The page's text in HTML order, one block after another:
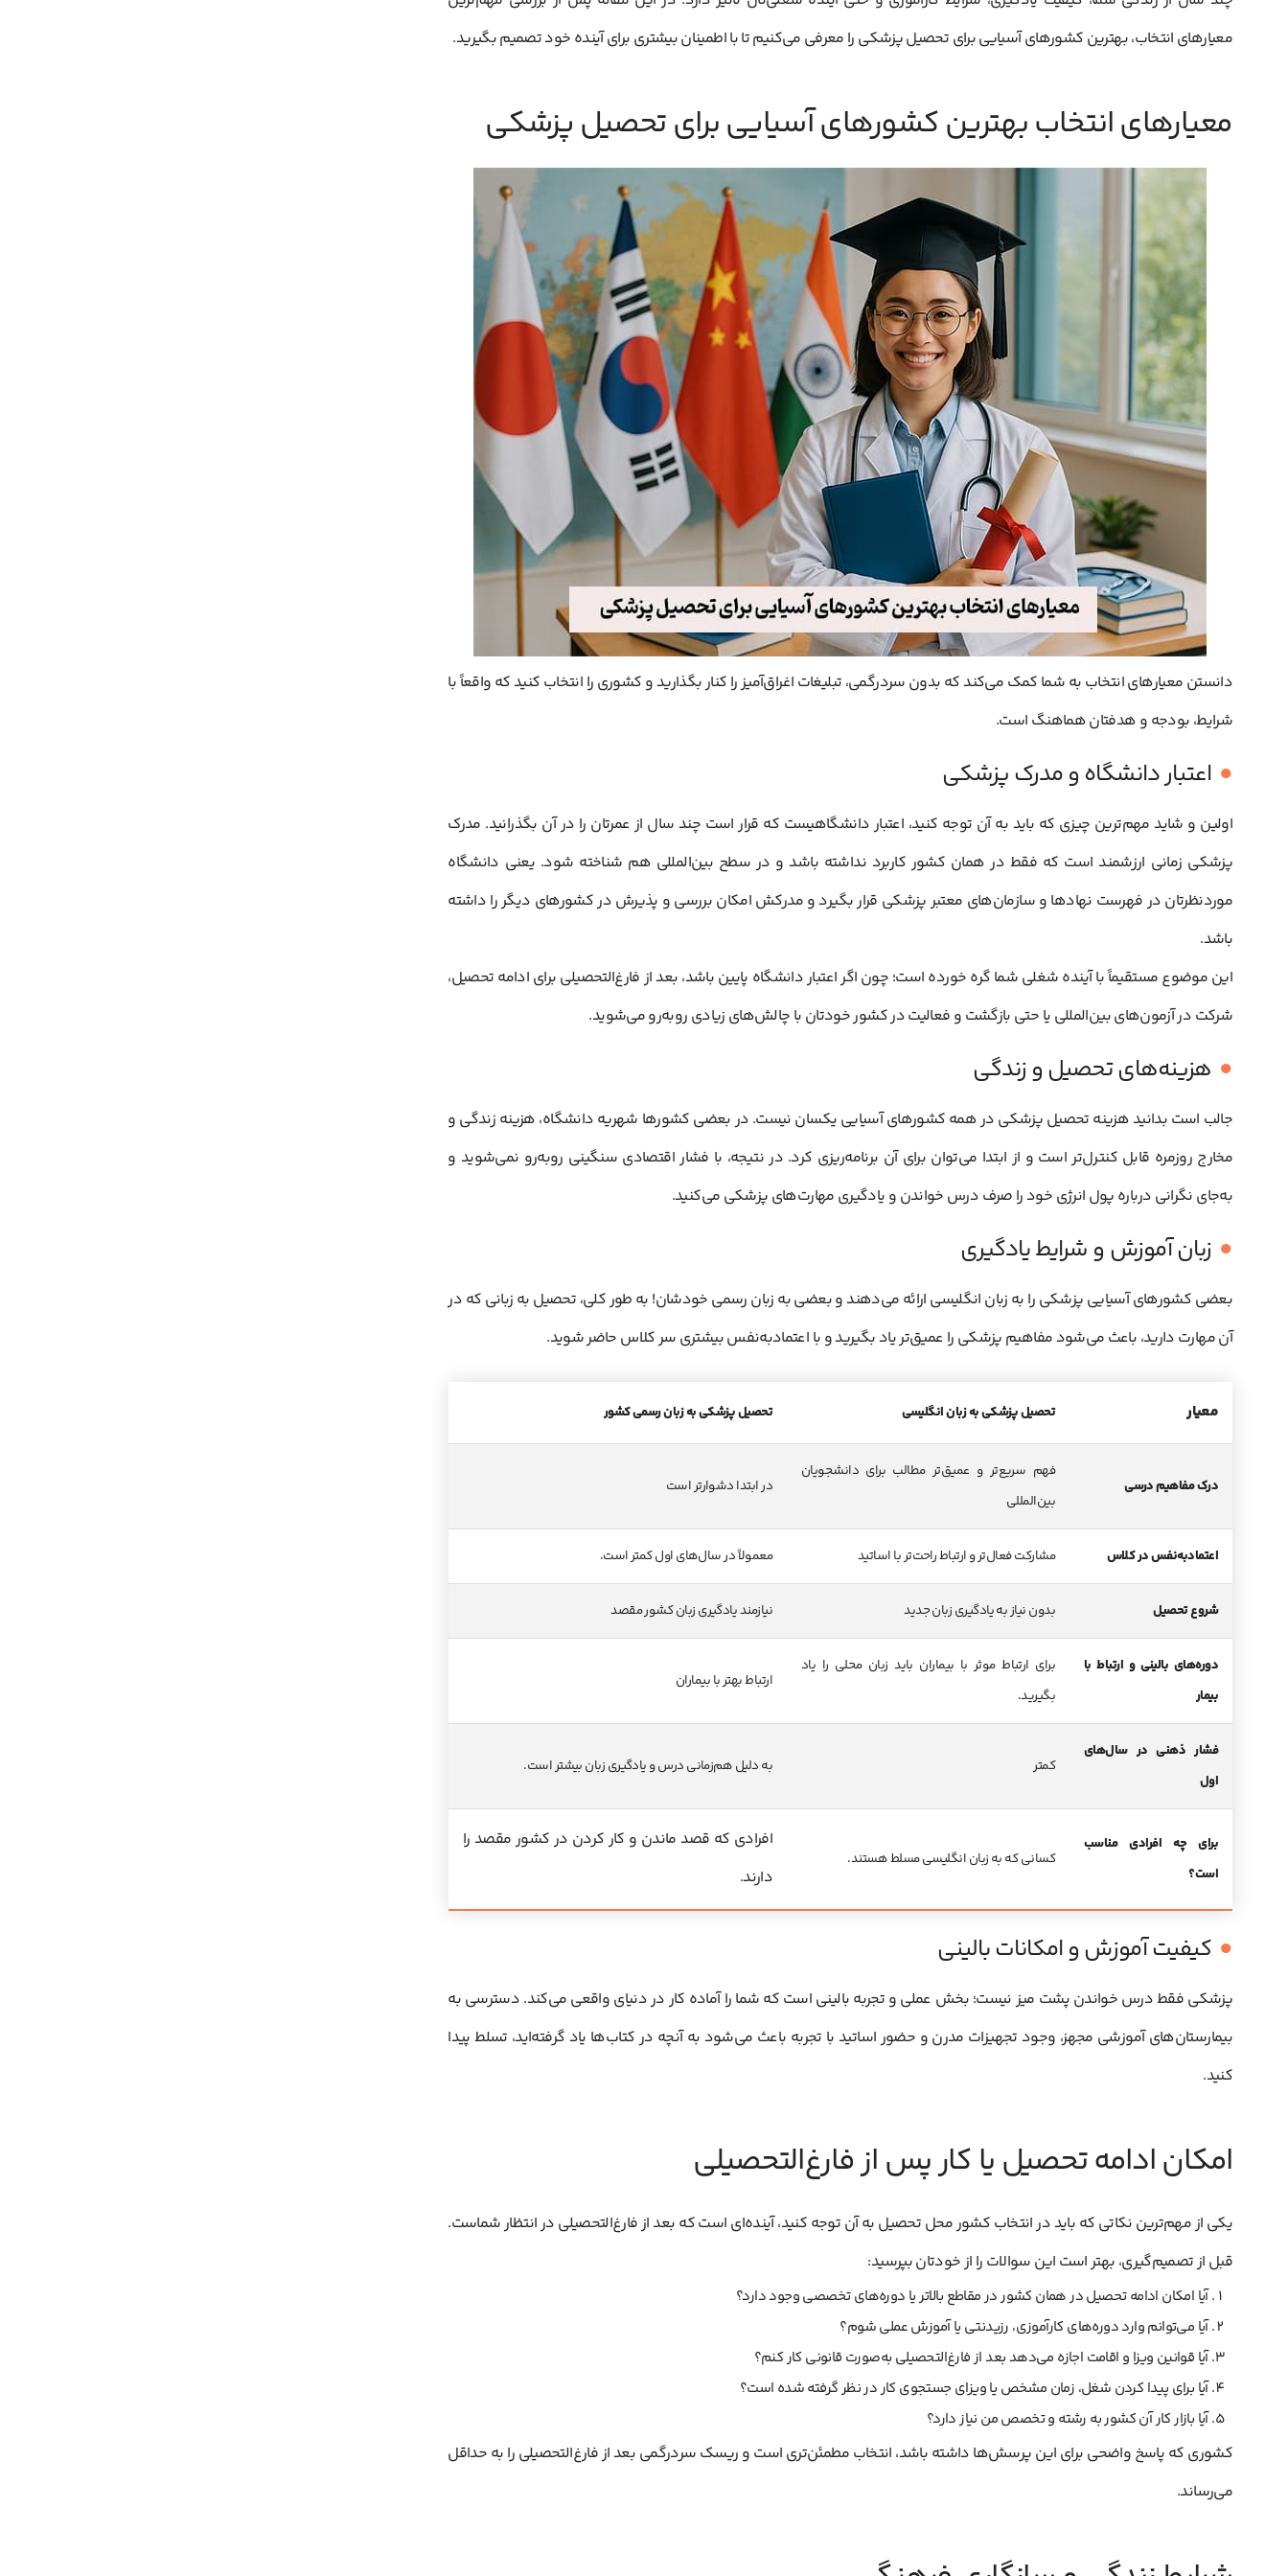
معیارهای انتخاب، بهترین کشورهای آسیایی برای تحصیل پزشکی را معرفی می‌کنیم تا با اطمینان بیشتری برای آینده خود تصمیم بگیرید.
معیارهای انتخاب بهترین کشورهای آسیایی برای تحصیل پزشکی
دانستن معیارهای انتخاب به شما کمک می‌کند که بدون سردرگمی، تبلیغات اغراق‌آمیز را کنار بگذارید و کشوری را انتخاب کنید که واقعاً با
شرایط، بودجه و هدفتان هماهنگ است.
اعتبار دانشگاه و مدرک پزشکی
اولین و شاید مهم‌ترین چیزی که باید به آن توجه کنید، اعتبار دانشگاهیست که قرار است چند سال از عمرتان را در آن بگذرانید. مدرک
پزشکی زمانی ارزشمند است که فقط در همان کشور کاربرد نداشته باشد و در سطح بین‌المللی هم شناخته شود. یعنی دانشگاه
موردنظرتان در فهرست نهادها و سازمان‌های معتبر پزشکی قرار بگیرد و مدرکش امکان بررسی و پذیرش در کشورهای دیگر را داشته
باشد.
این موضوع مستقیماً با آینده شغلی شما گره خورده است؛ چون اگر اعتبار دانشگاه پایین باشد، بعد از فارغ‌التحصیلی برای ادامه تحصیل،
شرکت در آزمون‌های بین‌المللی یا حتی بازگشت و فعالیت در کشور خودتان با چالش‌های زیادی روبه‌رو می‌شوید.
هزینه‌های تحصیل و زندگی
جالب است بدانید هزینه تحصیل پزشکی در همه کشورهای آسیایی یکسان نیست. در بعضی کشورها شهریه دانشگاه، هزینه زندگی و
مخارج روزمره قابل کنترل‌تر است و از ابتدا می‌توان برای آن برنامه‌ریزی کرد. در نتیجه، با فشار اقتصادی سنگینی روبه‌رو نمی‌شوید و
به‌جای نگرانی درباره پول انرژی خود را صرف درس خواندن و یادگیری مهارت‌های پزشکی می‌کنید.
زبان آموزش و شرایط یادگیری
بعضی کشورهای آسیایی پزشکی را به زبان انگلیسی ارائه می‌دهند و بعضی به زبان رسمی خودشان! به طور کلی، تحصیل به زبانی که در
آن مهارت دارید، باعث می‌شود مفاهیم پزشکی را عمیق‌تر یاد بگیرید و با اعتمادبه‌نفس بیشتری سر کلاس حاضر شوید.
معیار تحصیل پزشکی به زبان انگلیسی تحصیل پزشکی به زبان رسمی کشور
درک مفاهیم درسی
فهم سریع‌تر و عمیق‌تر مطالب برای دانشجویان
بین‌المللی
در ابتدا دشوارتر است
اعتمادبه‌نفس در کلاس مشارکت فعال‌تر و ارتباط راحت‌تر با اساتید معمولاً در سال‌های اول کمتر است.
شروع تحصیل بدون نیاز به یادگیری زبان جدید نیازمند یادگیری زبان کشور مقصد
دوره‌های بالینی و ارتباط با
بیمار
برای ارتباط موثر با بیماران باید زبان محلی را یاد
بگیرید.
ارتباط بهتر با بیماران
فشار ذهنی در سال‌های
اول
کمتر به دلیل هم‌زمانی درس و یادگیری زبان بیشتر است.
برای چه افرادی مناسب
است؟
کسانی که به زبان انگلیسی مسلط هستند.
افرادی که قصد ماندن و کار کردن در کشور مقصد را
دارند.
کیفیت آموزش و امکانات بالینی
پزشکی فقط درس خواندن پشت میز نیست؛ بخش عملی و تجربه بالینی است که شما را آماده کار در دنیای واقعی می‌کند. دسترسی به
بیمارستان‌های آموزشی مجهز، وجود تجهیزات مدرن و حضور اساتید با تجربه باعث می‌شود به آنچه در کتاب‌ها یاد گرفته‌اید، تسلط پیدا
کنید.
امکان ادامه تحصیل یا کار پس از فارغ‌التحصیلی
یکی از مهم‌ترین نکاتی که باید در انتخاب کشور محل تحصیل به آن توجه کنید، آینده‌ای است که بعد از فارغ‌التحصیلی در انتظار شماست.
قبل از تصمیم‌گیری، بهتر است این سوالات را از خودتان بپرسید:
آیا امکان ادامه تحصیل در همان کشور در مقاطع بالاتر یا دوره‌های تخصصی وجود دارد؟
آیا می‌توانم وارد دوره‌های کارآموزی، رزیدنتی یا آموزش عملی شوم؟
آیا قوانین ویزا و اقامت اجازه می‌دهد بعد از فارغ‌التحصیلی به‌صورت قانونی کار کنم؟
آیا برای پیدا کردن شغل، زمان مشخص یا ویزای جستجوی کار در نظر گرفته شده است؟
آیا بازار کار آن کشور به رشته و تخصص من نیاز دارد؟
کشوری که پاسخ واضحی برای این پرسش‌ها داشته باشد، انتخاب مطمئن‌تری است و ریسک سردرگمی بعد از فارغ‌التحصیلی را به حداقل
می‌رساند.